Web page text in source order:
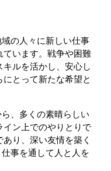
の人々に新しい仕事
ています。戦争や困難
ルを活かし、安心し
とって新たな希望と
、多くの素晴らしい
イン上でのやりとりで
り、深い友情を築く
事を通して人と人を